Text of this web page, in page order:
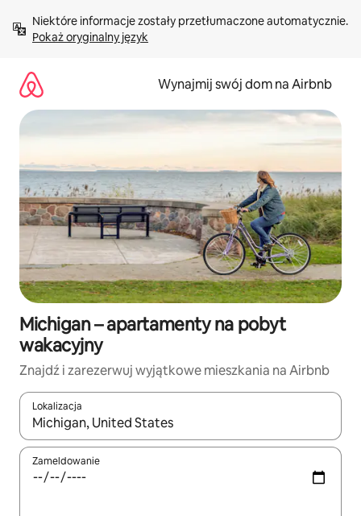
treści Pokaż oryginalny język
Wynajmij swój dom na Airbnb
Michigan – apartamenty na pobyt
wakacyjny
Znajdź i zarezerwuj wyjątkowe mieszkania na Airbnb
Lokalizacja
Gdy wyniki będą dostępne, możesz poruszać się po nich za
Zameldowanie